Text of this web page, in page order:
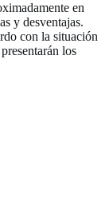
en
y desventajas.
con la situación
los